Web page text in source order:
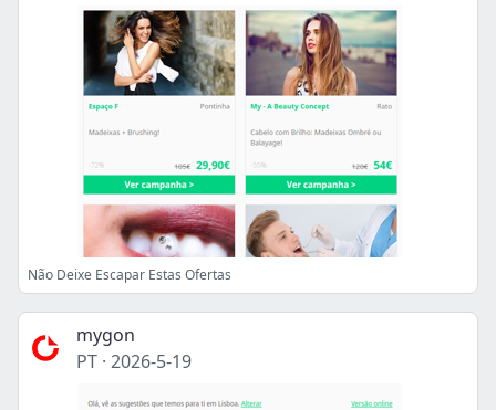
Não Deixe Escapar Estas Ofertas
mygon
PT · 2026-5-19